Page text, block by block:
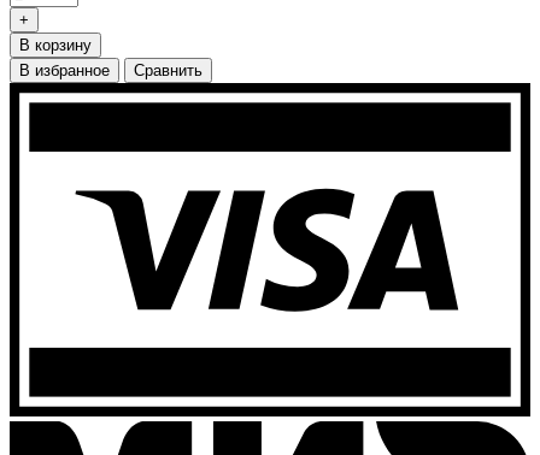
+
В корзину
В избранное
Сравнить